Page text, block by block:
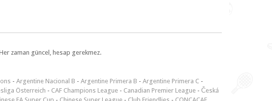
zaman güncel, hesap gerekmez.
- Argentine Nacional B - Argentine Primera B - Argentine Primera C -
Österreich - CAF Champions League - Canadian Premier League - Česká